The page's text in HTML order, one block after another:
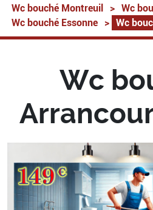
Wc bouché Montreuil > Wc
Wc bouché Essonne
> Wc
Wc